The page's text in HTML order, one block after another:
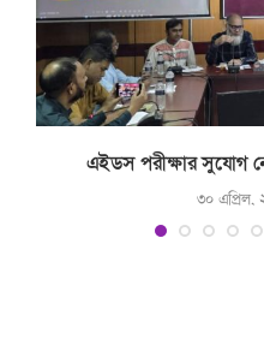
এইডস পরীক্ষার সুযোগ
৩০